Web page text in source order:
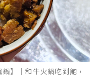
】｜和牛火鍋吃到飽，